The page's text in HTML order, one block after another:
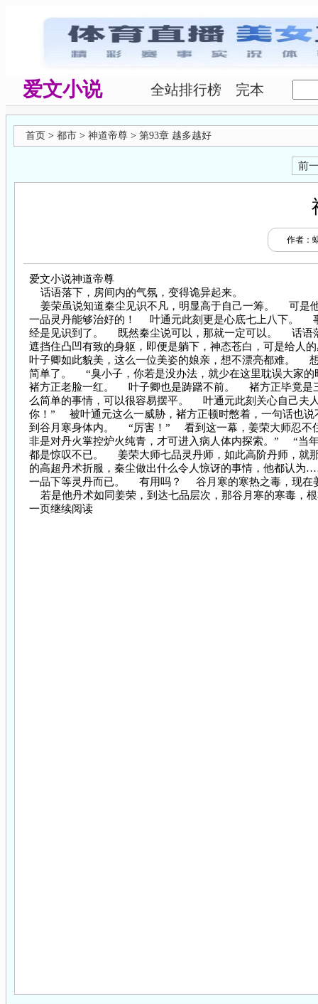
爱文小说 全站排行榜 完本
首页 > 都市 > 神道帝尊 > 第93章 越多越好
前
作者：
爱文小说神道帝尊
话语落下，房间内的气氛，变得诡异起来。
姜荣虽说知道秦尘见识不凡，明显高于自己一筹。 可是
一品灵丹能够治好的！ 叶通元此刻更是心底七上八下。
经是见识到了。 既然秦尘说可以，那就一定可以。 话语
遮挡住凸凹有致的身躯，即便是躺下，神态苍白，可是给
叶子卿如此貌美，这么一位美姿的娘亲，想不漂亮都难。
简单了。 “臭小子，你若是没办法，就少在这里耽误大
褚方正老脸一红。 叶子卿也是踌躇不前。 褚方正毕竟是
么简单的事情，可以很容易摆平。 叶通元此刻关心自己夫
你！” 被叶通元这么一威胁，褚方正顿时憋着，一句话也
到谷月寒身体内。 “厉害！” 看到这一幕，姜荣大师忍不
非是对丹火掌控炉火纯青，才可进入病人体内探索。” “当
都是惊叹不已。 姜荣大师七品灵丹师，如此高阶丹师，
的高超丹术折服，秦尘做出什么令人惊讶的事情，他都认
一品下等灵丹而已。 有用吗？ 谷月寒的寒热之毒，现在
若是他丹术如同姜荣，到达七品层次，那谷月寒的寒毒，
一页继续阅读